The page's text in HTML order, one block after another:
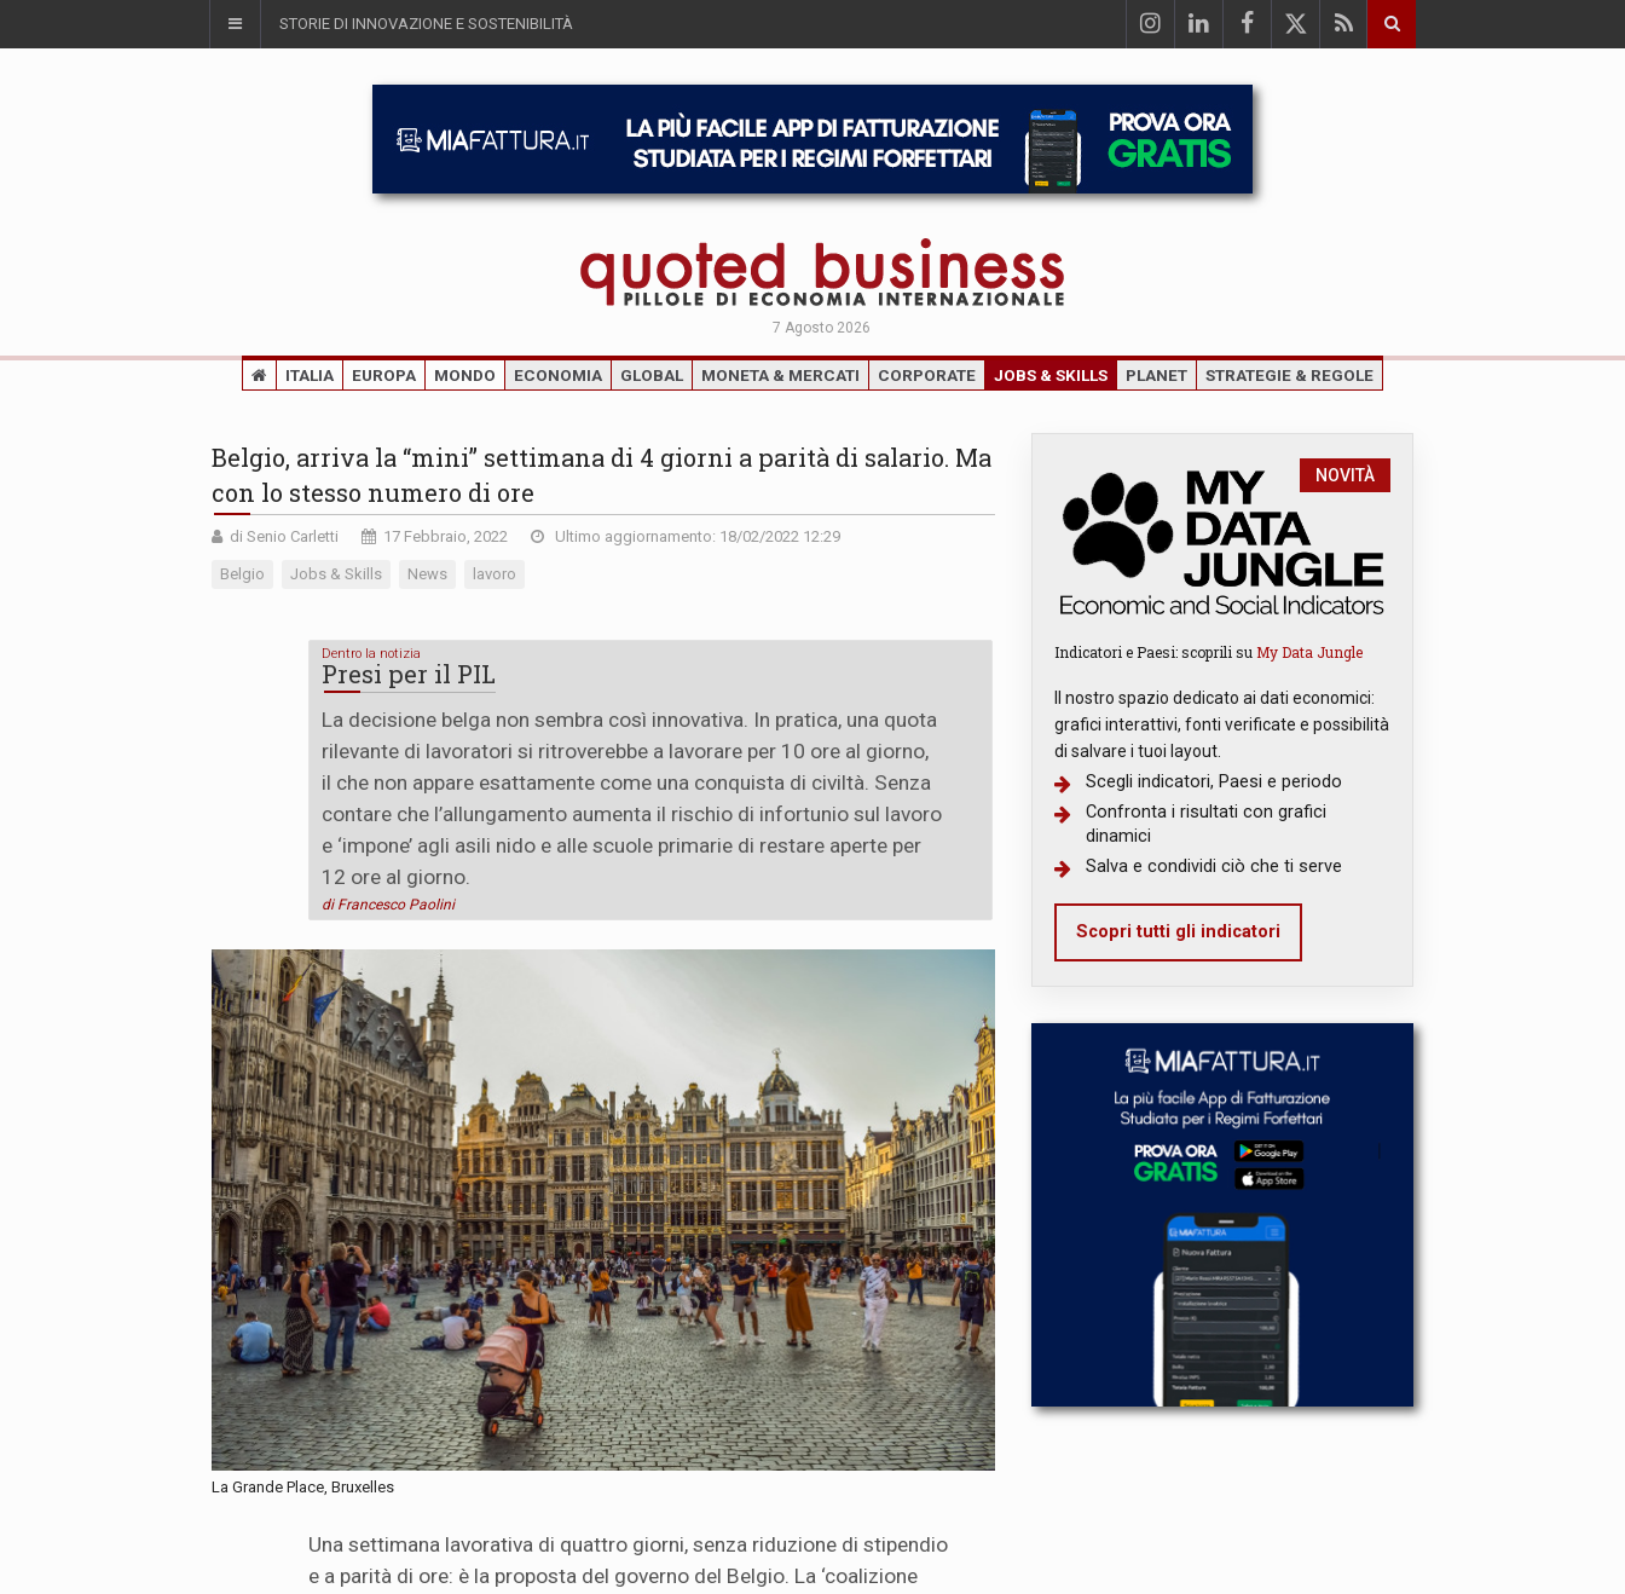
STORIE DI INNOVAZIONE E SOSTENIBILITÀ
7 Agosto 2026
ITALIA EUROPA MONDO ECONOMIA GLOBAL MONETA & MERCATI CORPORATE JOBS & SKILLS PLANET STRATEGIE & REGOLE
Belgio, arriva la “mini” settimana di 4 giorni a parità di salario. Ma
con lo stesso numero di ore
di Senio Carletti 17 Febbraio, 2022 Ultimo aggiornamento: 18/02/2022 12:29
Belgio Jobs & Skills News lavoro
Dentro la notizia
Presi per il PIL
La decisione belga non sembra così innovativa. In pratica, una quota
rilevante di lavoratori si ritroverebbe a lavorare per 10 ore al giorno,
il che non appare esattamente come una conquista di civiltà. Senza
contare che l’allungamento aumenta il rischio di infortunio sul lavoro
e ‘impone’ agli asili nido e alle scuole primarie di restare aperte per
12 ore al giorno.
di Francesco Paolini
La Grande Place, Bruxelles
Una settimana lavorativa di quattro giorni, senza riduzione di stipendio
e a parità di ore: è la proposta del governo del Belgio. La ‘coalizione
NOVITÀ
Indicatori e Paesi: scoprili su My Data Jungle
Il nostro spazio dedicato ai dati economici:
grafici interattivi, fonti verificate e possibilità
di salvare i tuoi layout.
Scegli indicatori, Paesi e periodo
Confronta i risultati con grafici
dinamici
Salva e condividi ciò che ti serve
Scopri tutti gli indicatori